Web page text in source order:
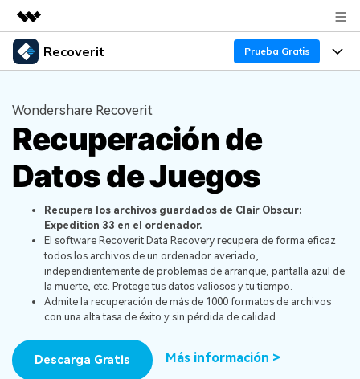
Productos destacados
Utilidades
Soluciones
Quiénes somos
Sala de prensa
Tienda
Soporte
Recoverit Prueba Gratis
Recoverit para Windows
Líder en recuperación para Windows
Pruébalo Gratis
Recoverit para Mac
Recupera datos ilimitados del sistema Mac
Funciones
Recuperar de Unidades
Recuperar Medios Borrados
Soluciones de Recuperación Exclusivas Nuevo
Recuperar Documentos
Escenarios de Pérdida de Datos
VER TODAS LAS FUNCIONES
Recursos
Por qué Recoverit
Experto en Recuperación de Datos
Historias de Clientes
Temas Destacados
DESCARGAR Sign In
search
Wondershare Recoverit
Recuperación de
Datos de Juegos
Recupera los archivos guardados de Clair Obscur:
Expedition 33 en el ordenador.
El software Recoverit Data Recovery recupera de forma eficaz
todos los archivos de un ordenador averiado,
independientemente de problemas de arranque, pantalla azul de
la muerte, etc. Protege tus datos valiosos y tu tiempo.
Admite la recuperación de más de 1000 formatos de archivos
con una alta tasa de éxito y sin pérdida de calidad.
Descarga Gratis Más información >